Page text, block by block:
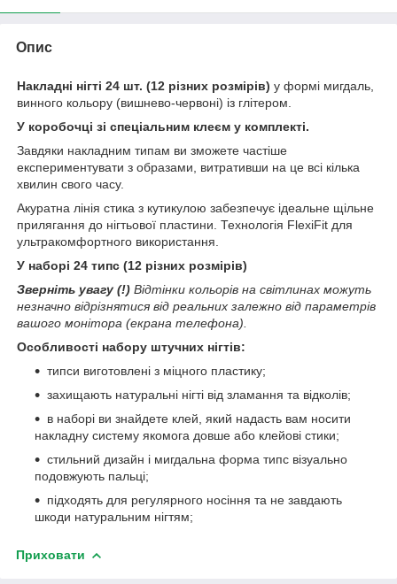
Опис
Накладні нігті 24 шт. (12 різних розмірів) у формі мигдаль,
винного кольору (вишнево-червоні) із глітером.
У коробочці зі спеціальним клеєм у комплекті.
Завдяки накладним типам ви зможете частіше
експериментувати з образами, витративши на це всі кілька
хвилин свого часу.
Акуратна лінія стика з кутикулою забезпечує ідеальне щільне
прилягання до нігтьової пластини. Технологія FlexiFit для
ультракомфортного використання.
У наборі 24 типс (12 різних розмірів)
Зверніть увагу (!) Відтінки кольорів на світлинах можуть
незначно відрізнятися від реальних залежно від параметрів
вашого монітора (екрана телефона).
Особливості набору штучних нігтів:
типси виготовлені з міцного пластику;
захищають натуральні нігті від зламання та відколів;
в наборі ви знайдете клей, який надасть вам носити
накладну систему якомога довше або клейові стики;
стильний дизайн і мигдальна форма типс візуально
подовжують пальці;
підходять для регулярного носіння та не завдають
шкоди натуральним нігтям;
Приховати